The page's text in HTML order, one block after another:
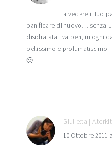
a vedere il tuo
panificare di nuovo… senza
disidratata.. va beh, in ogni
bellissimo e profumatissimo
🙂
Giulietta |
10 Ottobre 2011